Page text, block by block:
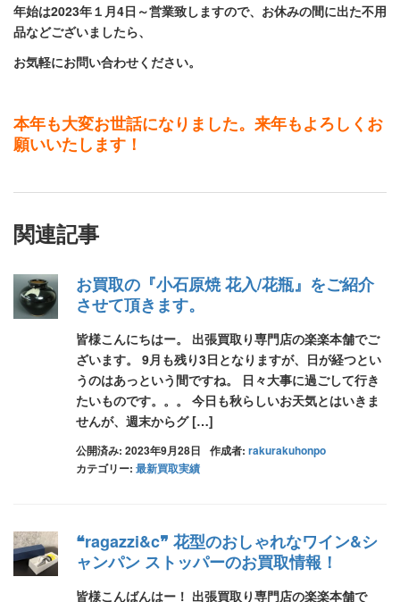
年始は2023年１月4日～営業致しますので、お休みの間に出た不用
品などございましたら、
お気軽にお問い合わせください。
本年も大変お世話になりました。来年もよろしくお
願いいたします！
関連記事
お買取の『小石原焼 花入/花瓶』をご紹介
させて頂きます。
皆様こんにちはー。 出張買取り専門店の楽楽本舗でご
ざいます。 9月も残り3日となりますが、日が経つとい
うのはあっという間ですね。 日々大事に過ごして行き
たいものです。。。 今日も秋らしいお天気とはいきま
せんが、週末からグ […]
公開済み: 2023年9月28日 作成者: rakurakuhonpo
カテゴリー: 最新買取実績
❝ragazzi&c❞ 花型のおしゃれなワイン&シ
ャンパン ストッパーのお買取情報！
皆様こんばんはー！ 出張買取り専門店の楽楽本舗で